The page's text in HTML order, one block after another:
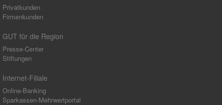
Privatkunden
Firmenkunden
GUT für die Region
Presse-Center
Stiftungen
Internet-Filiale
Online-Banking
Sparkassen-Mehrwertportal